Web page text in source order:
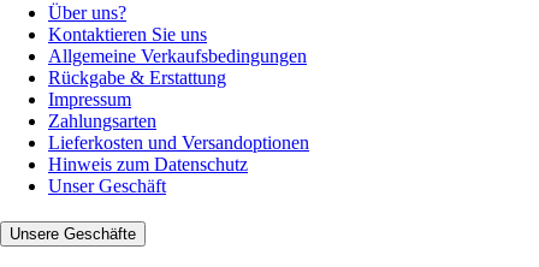
Über uns?
Kontaktieren Sie uns
Allgemeine Verkaufsbedingungen
Rückgabe & Erstattung
Impressum
Zahlungsarten
Lieferkosten und Versandoptionen
Hinweis zum Datenschutz
Unser Geschäft
Unsere Geschäfte